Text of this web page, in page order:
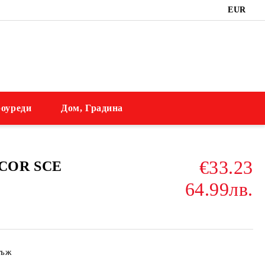
EUR
Дом, Градина
SCE
€33.23
64.99лв.